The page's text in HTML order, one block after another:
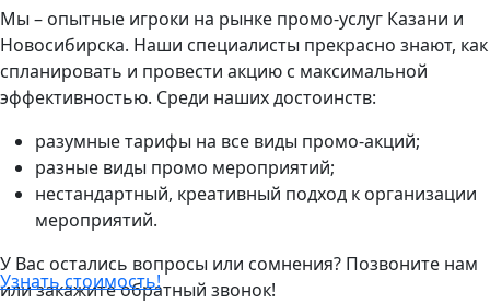
Мы – опытные игроки на рынке промо-услуг Казани и
Новосибирска. Наши специалисты прекрасно знают, как
спланировать и провести акцию с максимальной
эффективностью. Среди наших достоинств:
разумные тарифы на все виды промо-акций;
разные виды промо мероприятий;
нестандартный, креативный подход к организации
мероприятий.
У Вас остались вопросы или сомнения? Позвоните нам
или закажите обратный звонок!
Узнать стоимость!